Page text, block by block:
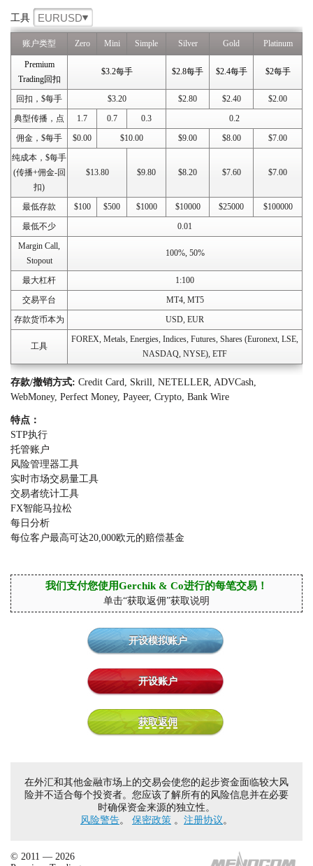
工具 EURUSD
账户类型 Zero Mini Simple Silver Gold Platinum
Premium
Trading回扣
$3.2每手 $2.8每手 $2.4每手 $2每手
回扣，$每手 $3.20 $2.80 $2.40
$2.00
典型传播，点
1.7 0.7 0.3
0.2
佣金，$每手
$0.00 $10.00 $9.00 $8.00
$7.00
纯成本，$每手
(传播+佣金-回
扣)
$13.80 $9.80 $8.20 $7.60 $7.00
最低存款 $100 $500 $1000 $10000 $25000
$100000
最低不少
0.01
Margin Call,
Stopout
100%, 50%
最大杠杆
1:100
交易平台
MT4, MT5
存款货币本为
USD, EUR
工具
FOREX, Metals, Energies, Indices, Futures, Shares (Euronext, LSE,
NASDAQ, NYSE), ETF
存款/撤销方式: Credit Card, Skrill, NETELLER, ADVCash,
WebMoney, Perfect Money, Payeer, Crypto, Bank Wire
特点：
STP执行
托管账户
风险管理器工具
实时市场交易量工具
交易者统计工具
FX智能马拉松
每日分析
每位客户最高可达20,000欧元的赔偿基金
我们支付您使用Gerchik & Co进行的每笔交易！
单击“获取返佣”获取说明
开设模拟账户
开设账户
获取返佣
在外汇和其他金融市场上的交易会使您的起步资金面临较大风
险并不适合每个投资者。您应该了解所有的风险信息并在必要
时确保资金来源的独立性。
风险警告。 保密政策 。 注册协议。
© 2011 — 2026